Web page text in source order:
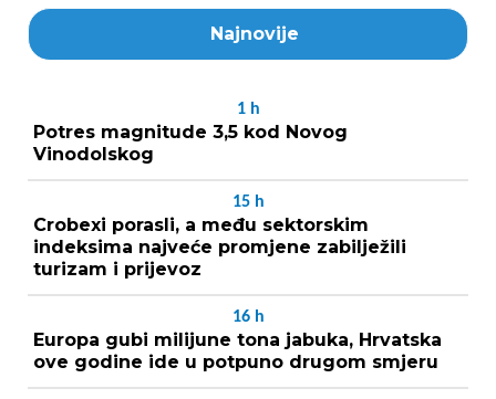
Najnovije
1 h
Potres magnitude 3,5 kod Novog
Vinodolskog
15 h
Crobexi porasli, a među sektorskim
indeksima najveće promjene zabilježili
turizam i prijevoz
16 h
Europa gubi milijune tona jabuka, Hrvatska
ove godine ide u potpuno drugom smjeru